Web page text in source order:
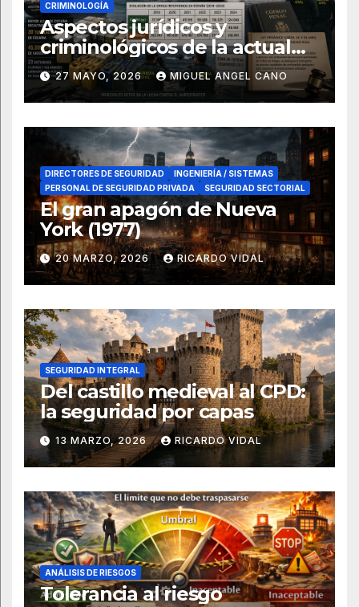
CRIMINOLOGÍA
Aspectos jurídicos y
criminológicos de la actual
lucha contra el narcotráfico
en el sur de España
27 MAYO, 2026 MIGUEL ANGEL CANO
DIRECTORES DE SEGURIDAD
INGENIERÍA / SISTEMAS
PERSONAL DE SEGURIDAD PRIVADA
SEGURIDAD SECTORIAL
El gran apagón de Nueva
York (1977)
20 MARZO, 2026 RICARDO VIDAL
SEGURIDAD INTEGRAL
Del castillo medieval al CPD:
la seguridad por capas
13 MARZO, 2026 RICARDO VIDAL
ANÁLISIS DE RIESGOS
Tolerancia al riesgo